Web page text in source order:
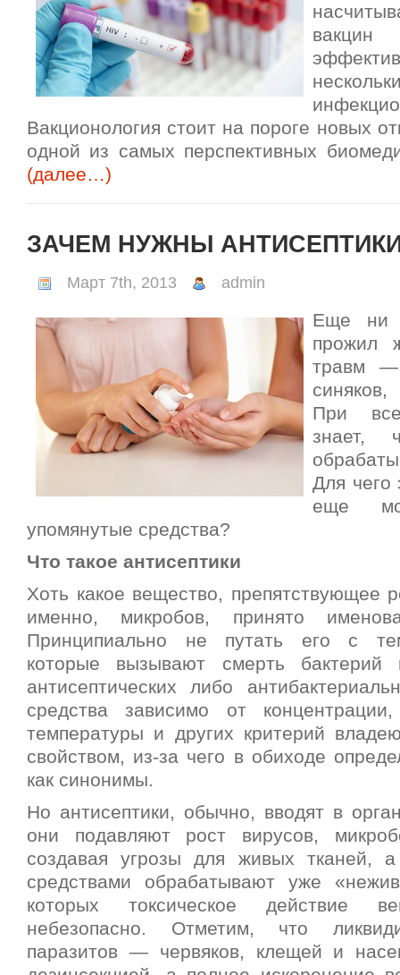
Вакционология стоит на пороге новых
одной из самых перспективных
(далее…)
ЗАЧЕМ НУЖНЫ
Март 7th, 2013 admin
Еще ни
прожил
травм —
При
знает,
Для чего
еще
упомянутые средства?
Что такое антисептики
Хоть какое вещество, препятствующее
именно, микробов, принято
Принципиально не путать его с
которые вызывают смерть бактерий
антисептических либо
средства зависимо от
температуры и других критерий
свойством, из-за чего в обиходе
как синонимы.
Но антисептики, обычно, вводят в
они подавляют рост вирусов,
создавая угрозы для живых тканей, а
средствами обрабатывают уже
которых токсическое действие
небезопасно. Отметим, что
паразитов — червяков, клещей и